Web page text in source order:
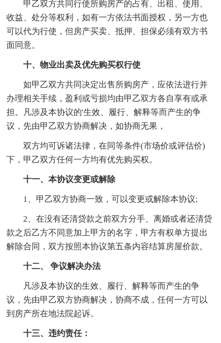
甲乙双方共同行使所购房产的占有、出租、使用、
收益、处分等权利，如有一方依法书面授权，另一方也
可以代为行使，但房产买卖、抵押、担保必须有双方书
面同意。
十、物业出卖及优先购买权行使
如甲乙双方共同决定出售所购房产，应依法进行并
办理相关手续，盈利或亏损均由甲乙双方各自享有或承
担。凡涉及本协议的'生效、履行、解释等而产生的争
议，先由甲乙双方协商解决，如协商无果，
双方均可诉诸法律，在同等条件(市场价或评估价)
下，甲乙双方任何一方均有优先购买权。
十一、本协议变更或解除
1、甲乙双方协商一致，可以变更或解除本协议;
2、在没有还清贷款之前双方分手、离婚或者还清贷
款之后乙方不同意加上甲方的名字，甲方有权单方提出
解除合同，双方按照本协议第五条内容结算房屋价款。
十二、 争议解决办法
凡涉及本协议的生效、履行、解释等而产生的争
议，先由甲乙双方协商解决，协商不成，任何一方可以
到房产所在地法院起诉。
十三、违约责任：